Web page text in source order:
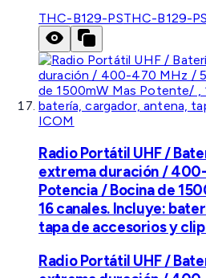
THC-B129-PSTHC-B129-PS
ICOM
Radio Portátil UHF /
extrema duración /
Potencia / Bocina de
16 canales. Incluye:
tapa de accesorios y
Radio Portátil UHF /